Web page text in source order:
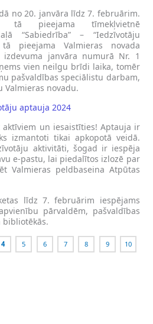
no 20. janvāra līdz 7. februārim.
tā pieejama tīmekļvietnē
“Sabiedrība” – “Iedzīvotāju
pieejama Valmieras novada
izdevuma janvāra numurā Nr. 1
vien neilgu brīdi laika, tomēr
pašvaldības speciālistu darbam,
Valmieras novadu.
aptauja 2024
un iesaistīties! Aptauja ir
izmantoti tikai apkopotā veidā.
aktivitāti, šogad ir iespēja
e-pastu, lai piedalītos izlozē par
Valmieras peldbaseina Atpūtas
līdz 7. februārim iespējams
pārvaldēm, pašvaldības
bibliotēkās.
4 5 6 7 8 9 10